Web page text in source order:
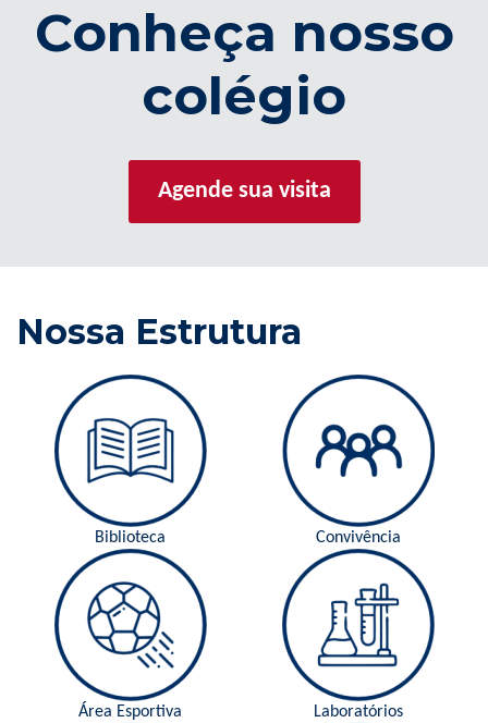
Conheça nosso
colégio
Agende sua visita
Nossa Estrutura
Biblioteca Convivência
Área Esportiva Laboratórios